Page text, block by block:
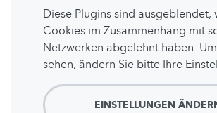
Diese Plugins sind ausgeblendet,
Cookies im Zusammenhang mit
Netzwerken abgelehnt haben.
sehen, ändern Sie bitte Ihre
EINSTELLUNGEN